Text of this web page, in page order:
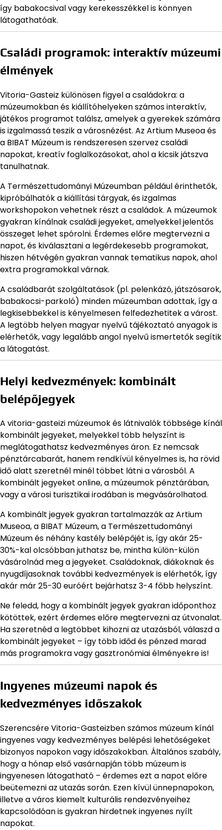
így babakocsival vagy kerekesszékkel is könnyen
látogathatóak.
Családi programok: interaktív múzeumi
élmények
Vitoria-Gasteiz különösen figyel a családokra: a
múzeumokban és kiállítóhelyeken számos interaktív,
játékos programot találsz, amelyek a gyerekek számára
is izgalmassá teszik a városnézést. Az Artium Museoa és
a BIBAT Múzeum is rendszeresen szervez családi
napokat, kreatív foglalkozásokat, ahol a kicsik játszva
tanulhatnak.
A Természettudományi Múzeumban például érinthetők,
kipróbálhatók a kiállítási tárgyak, és izgalmas
workshopokon vehetnek részt a családok. A múzeumok
gyakran kínálnak családi jegyeket, amelyekkel jelentős
összeget lehet spórolni. Érdemes előre megtervezni a
napot, és kiválasztani a legérdekesebb programokat,
hiszen hétvégén gyakran vannak tematikus napok, ahol
extra programokkal várnak.
A családbarát szolgáltatások (pl. pelenkázó, játszósarok,
babakocsi-parkoló) minden múzeumban adottak, így a
legkisebbekkel is kényelmesen felfedezhetitek a várost.
A legtöbb helyen magyar nyelvű tájékoztató anyagok is
elérhetők, vagy legalább angol nyelvű ismertetők segítik
a látogatást.
Helyi kedvezmények: kombinált
belépőjegyek
A vitoria-gasteizi múzeumok és látnivalók többsége kínál
kombinált jegyeket, melyekkel több helyszínt is
meglátogathatsz kedvezményes áron. Ez nemcsak
pénztárcabarát, hanem rendkívül kényelmes is, ha rövid
idő alatt szeretnél minél többet látni a városból. A
kombinált jegyeket online, a múzeumok pénztárában,
vagy a városi turisztikai irodában is megvásárolhatod.
A kombinált jegyek gyakran tartalmazzák az Artium
Museoa, a BIBAT Múzeum, a Természettudományi
Múzeum és néhány kastély belépőjét is, így akár 25-
30%-kal olcsóbban juthatsz be, mintha külön-külön
vásárolnád meg a jegyeket. Családoknak, diákoknak és
nyugdíjasoknak további kedvezmények is elérhetők, így
akár már 25-30 euróért bejárhatsz 3-4 főbb helyszínt.
Ne feledd, hogy a kombinált jegyek gyakran időponthoz
kötöttek, ezért érdemes előre megtervezni az útvonalat.
Ha szeretnéd a legtöbbet kihozni az utazásból, válaszd a
kombinált jegyeket – így több időd és pénzed marad
más programokra vagy gasztronómiai élményekre is!
Ingyenes múzeumi napok és
kedvezményes időszakok
Szerencsére Vitoria-Gasteizben számos múzeum kínál
ingyenes vagy kedvezményes belépési lehetőségeket
bizonyos napokon vagy időszakokban. Általános szabály,
hogy a hónap első vasárnapján több múzeum is
ingyenesen látogatható – érdemes ezt a napot előre
beütemezni az utazás során. Ezen kívül ünnepnapokon,
illetve a város kiemelt kulturális rendezvényeihez
kapcsolódóan is gyakran hirdetnek ingyenes nyílt
napokat.